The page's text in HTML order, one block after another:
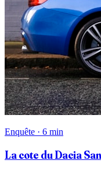
Enquête · 6 min
La cote du Dacia